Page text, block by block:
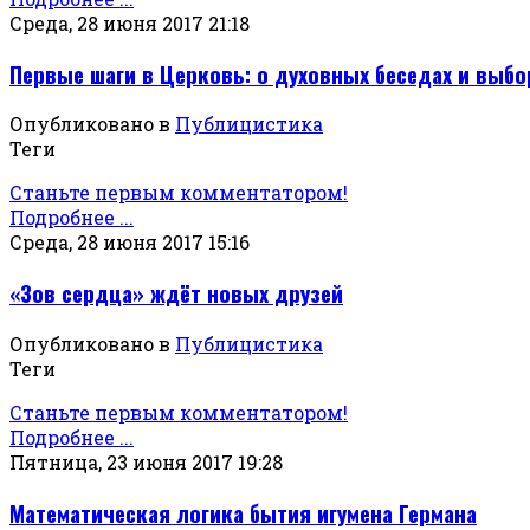
Среда, 28 июня 2017 21:18
Первые шаги в Церковь: о духовных беседах и
Опубликовано в Публицистика
Теги
Станьте первым комментатором!
Подробнее ...
Среда, 28 июня 2017 15:16
«Зов сердца» ждёт новых друзей
Опубликовано в Публицистика
Теги
Станьте первым комментатором!
Подробнее ...
Пятница, 23 июня 2017 19:28
Математическая логика бытия игумена Германа